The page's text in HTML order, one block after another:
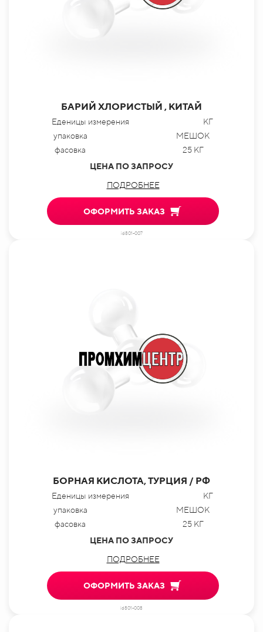
БАРИЙ ХЛОРИСТЫЙ , КИТАЙ
Еденицы измерения
КГ
упаковка
МЕШОК
фасовка
25 КГ
ЦЕНА ПО ЗАПРОСУ
ПОДРОБНЕЕ
ОФОРМИТЬ ЗАКАЗ
id801-007
БОРНАЯ КИСЛОТА, ТУРЦИЯ / РФ
Еденицы измерения
КГ
упаковка
МЕШОК
фасовка
25 КГ
ЦЕНА ПО ЗАПРОСУ
ПОДРОБНЕЕ
ОФОРМИТЬ ЗАКАЗ
id801-008